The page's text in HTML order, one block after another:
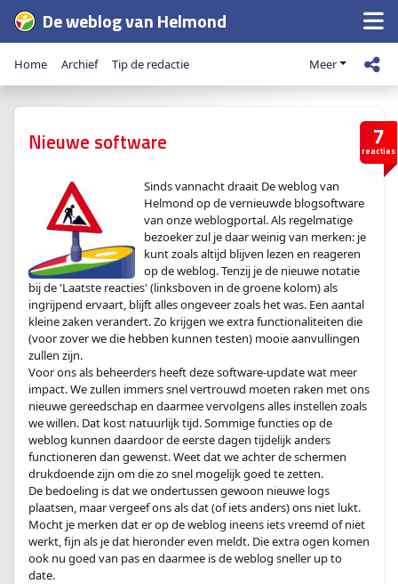
De weblog van Helmond
Home Archief Tip de redactie Meer
7
reacties
Nieuwe software
Sinds vannacht draait De weblog van
Helmond op de vernieuwde blogsoftware
van onze weblogportal. Als regelmatige
bezoeker zul je daar weinig van merken: je
kunt zoals altijd blijven lezen en reageren
op de weblog. Tenzij je de nieuwe notatie
bij de 'Laatste reacties' (linksboven in de groene kolom) als
ingrijpend ervaart, blijft alles ongeveer zoals het was. Een aantal
kleine zaken verandert. Zo krijgen we extra functionaliteiten die
(voor zover we die hebben kunnen testen) mooie aanvullingen
zullen zijn.
Voor ons als beheerders heeft deze software-update wat meer
impact. We zullen immers snel vertrouwd moeten raken met ons
nieuwe gereedschap en daarmee vervolgens alles instellen zoals
we willen. Dat kost natuurlijk tijd. Sommige functies op de
weblog kunnen daardoor de eerste dagen tijdelijk anders
functioneren dan gewenst. Weet dat we achter de schermen
drukdoende zijn om die zo snel mogelijk goed te zetten.
De bedoeling is dat we ondertussen gewoon nieuwe logs
plaatsen, maar vergeef ons als dat (of iets anders) ons niet lukt.
Mocht je merken dat er op de weblog ineens iets vreemd of niet
werkt, fijn als je dat hieronder even meldt. Die extra ogen komen
ook nu goed van pas en daarmee is de weblog sneller up to
date.